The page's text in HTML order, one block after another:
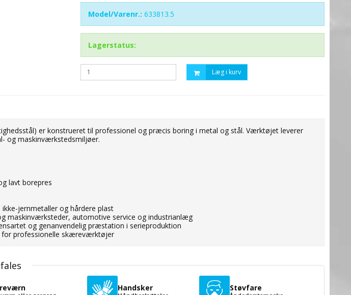
Model/Varenr.: 633813.5
Lagerstatus:
Læg i kurv
er konstrueret til professionel og præcis boring i metal og stål. Værktøjet leverer
og maskinværkstedsmiljøer.
lavt borepres
jernmetaller og hårdere plast
maskinværksteder, automotive service og industrianlæg
og genanvendelig præstation i serieproduktion
for professionelle skæreværktøjer
Handsker Støvfare